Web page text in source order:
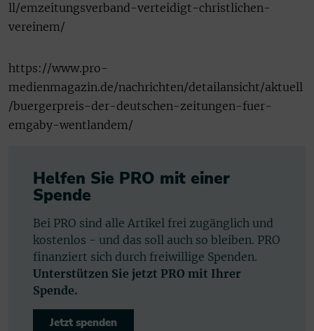
ll/emzeitungsverband-verteidigt-christlichen-
vereinem/
https://www.pro-
medienmagazin.de/nachrichten/detailansicht/aktuell
/buergerpreis-der-deutschen-zeitungen-fuer-
emgaby-wentlandem/
Helfen Sie PRO mit einer
Spende
Bei PRO sind alle Artikel frei zugänglich und
kostenlos - und das soll auch so bleiben. PRO
finanziert sich durch freiwillige Spenden.
Unterstützen Sie jetzt PRO mit Ihrer
Spende.
Jetzt spenden